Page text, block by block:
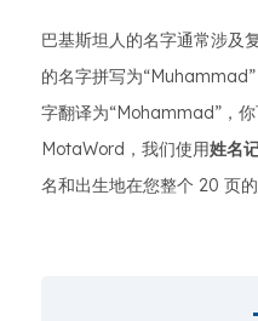
巴基斯坦人的名字通常涉及
的名字拼写为
字翻译为“Mohammad”，
MotaWord，我们使用姓名
名和出生地在您整个 20 页